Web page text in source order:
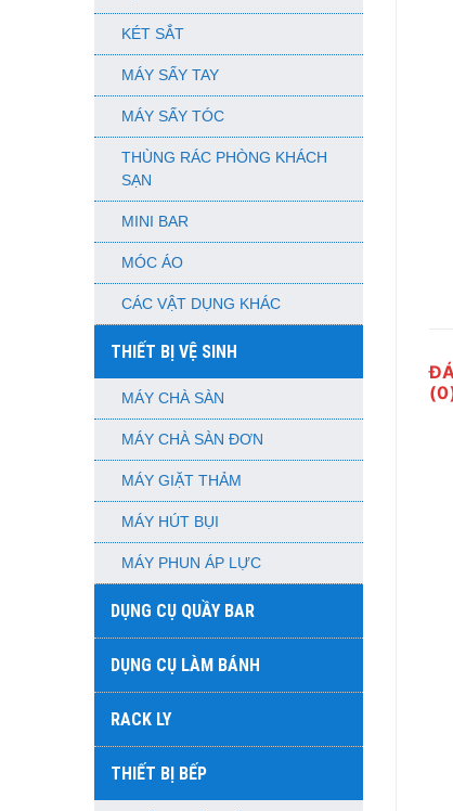
KÉT SẮT
MÁY SẤY TAY
MÁY SẤY TÓC
THÙNG RÁC PHÒNG KHÁCH
SẠN
MINI BAR
MÓC ÁO
CÁC VẬT DỤNG KHÁC
THIẾT BỊ VỆ SINH
MÁY CHÀ SÀN
MÁY CHÀ SÀN ĐƠN
MÁY GIẶT THẢM
MÁY HÚT BỤI
MÁY PHUN ÁP LỰC
DỤNG CỤ QUẦY BAR
DỤNG CỤ LÀM BÁNH
RACK LY
THIẾT BỊ BẾP